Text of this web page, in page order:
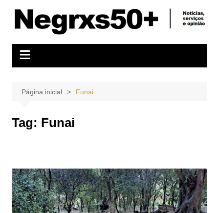
conteúdo
Página inicial Funai
Tag: Funai